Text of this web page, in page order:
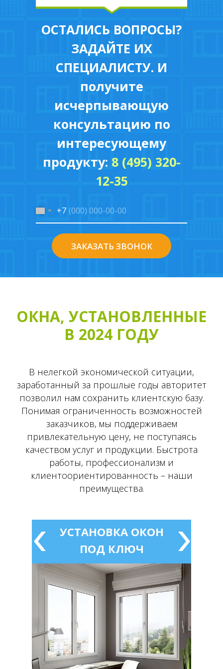
ультрафиолетовых лучей, но и повысит
повреждениям. Тонированные
могут быть разных цветов, что создает
разнообразие возможностей для дизайна
интерьера.
Цена от руб./м
6240
МУЛЬТИФУНКЦИОНАЛЬНЫЙ
Мультифункциональные стеклопакеты
представляют собой эффективное
помещений любого назначения. Тонкое
металлическое покрытие на стекле
функции сбережения энергии тепла
защиты от солнечного излучения летом и
комфортного микроклимата в помещении
круглый год. Такие стеклопакеты остаются
полностью прозрачными, обеспечивая
прекрасный вид из окна.
Цена от руб./м2
4240
ОСТАЛИСЬ ВОПРОСЫ?
ЗАДАЙТЕ ИХ
СПЕЦИАЛИСТУ. И
получите
исчерпывающую
консультацию по
интересующему
продукту: 8 (495) 320-
12-35
+7
ЗАКАЗАТЬ ЗВОНОК
ОКНА, УСТАНОВЛЕННЫЕ
В 2024 ГОДУ
В нелегкой экономической ситуации,
заработанный за прошлые годы авторитет
позволил нам сохранить клиентскую базу.
Понимая ограниченность возможностей
заказчиков, мы поддерживаем
привлекательную цену, не поступаясь
качеством услуг и продукции. Быстрота
работы, профессионализм и
клиентоориентированность – наши
преимущества.
УСТАНОВКА ОКОН
ПОД КЛЮЧ